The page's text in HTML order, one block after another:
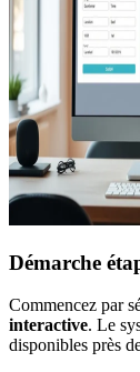
Démarche
Commencez par
interactive. Le
disponibles près